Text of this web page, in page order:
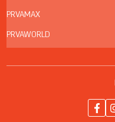
PRVAMAX
PRVAWORLD